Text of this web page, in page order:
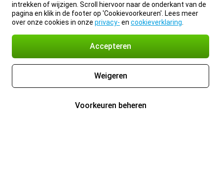
intrekken of wijzigen. Scroll hiervoor naar de onderkant van de
pagina en klik in de footer op 'Cookievoorkeuren'. Lees meer
over onze cookies in onze privacy- en cookieverklaring
Accepteren
Weigeren
Voorkeuren beheren